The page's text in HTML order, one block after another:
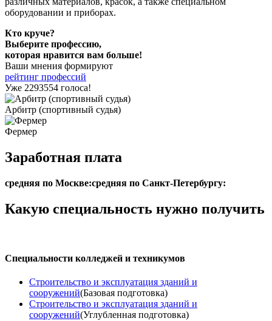
оборудовании и приборах.
Кто круче?
Выберите профессию,
которая нравится вам больше!
Ваши мнения формируют
рейтинг профессий
Уже 2293554 голоса!
Арбитр (спортивный судья)
Фермер
Заработная плата
средняя по Москве:средняя по Санкт-Петербургу:
Какую специальность нужно получить
Специальности колледжей и техникумов
Строительство и эксплуатация зданий и
сооружений(Базовая подготовка)
Строительство и эксплуатация зданий и
сооружений(Углубленная подготовка)